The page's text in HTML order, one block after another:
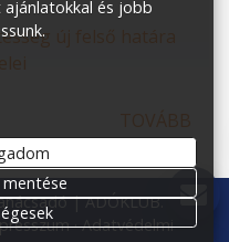
új felső határa
| ADÓKLUB.
Adatvédelmi
és jobb